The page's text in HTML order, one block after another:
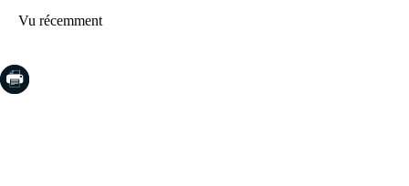
Vu récemment